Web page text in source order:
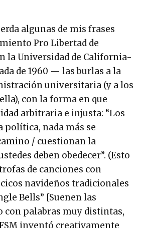
algunas de mis frases
Pro Libertad de
la Universidad de California-
de 1960 — las burlas a la
universitaria (y a los
con la forma en que
arbitraria e injusta: “Los
política, nada más se
/ cuestionan la
deben obedecer”. (Esto
de canciones con
navideños tradicionales
Bells” [Suenen las
con palabras muy distintas,
inventó creativamente